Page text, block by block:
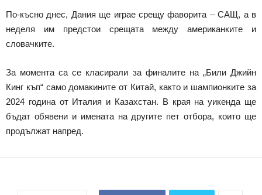
По-късно днес, Дания ще играе срещу фаворита – САЩ, а в
неделя им предстои срещата между американките и
словачките.
За момента са се класирали за финалите на „Били Джийн
Кинг къп“ само домакините от Китай, както и шампионките за
2024 година от Италия и Казахстан. В края на уикенда ще
бъдат обявени и имената на другите пет отбора, които ще
продължат напред.